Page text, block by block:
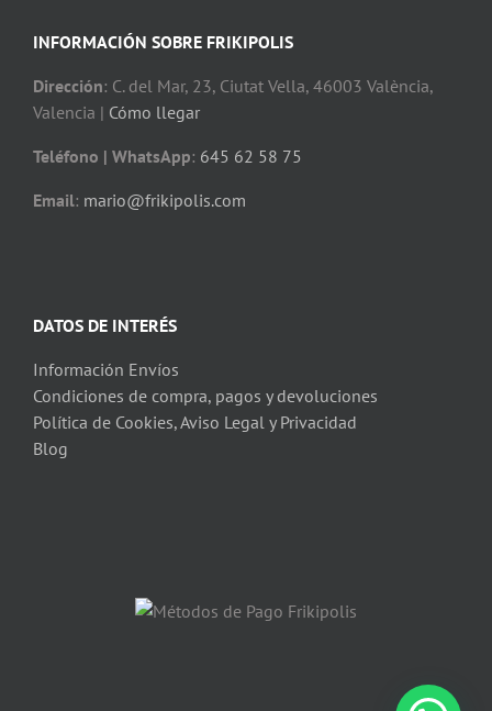
INFORMACIÓN SOBRE FRIKIPOLIS
Dirección: C. del Mar, 23, Ciutat Vella, 46003 València,
Valencia | Cómo llegar
Teléfono | WhatsApp: 645 62 58 75
Email: mario@frikipolis.com
DATOS DE INTERÉS
Información Envíos
Condiciones de compra, pagos y devoluciones
Política de Cookies, Aviso Legal y Privacidad
Blog